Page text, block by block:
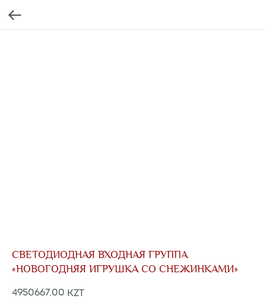
СВЕТОДИОДНАЯ ВХОДНАЯ ГРУППА
«НОВОГОДНЯЯ ИГРУШКА СО СНЕЖИНКАМИ»
4950667,00 KZT